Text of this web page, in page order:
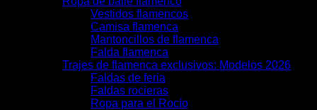
Vestidos flamencos
Camisa flamenca
Mantoncillos de flamenca
Falda flamenca
Trajes de flamenca exclusivos: Modelos 2026
Faldas de feria
Faldas rocieras
Ropa para el Rocío